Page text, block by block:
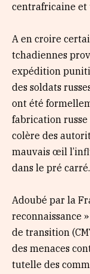
centrafricaine et
A en croire
tchadiennes
expédition
des soldats
ont été
fabrication russe
colère des
mauvais œil
dans le pré carré.
Adoubé par la
reconnaissance
de transition
des menaces
tutelle des